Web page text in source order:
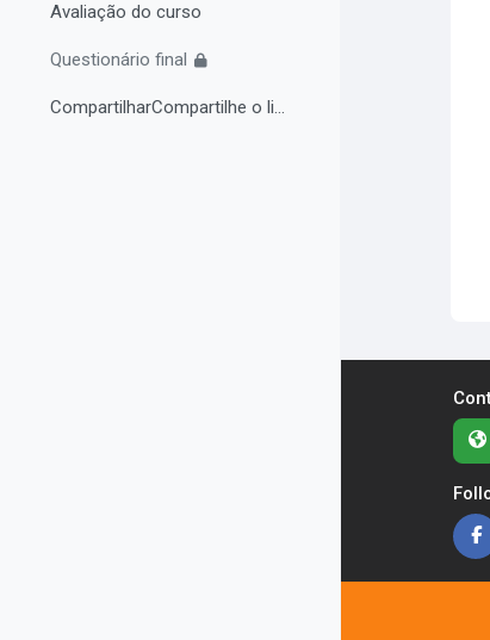
Avaliação do curso
Questionário final
CompartilharCompartilhe o link do curso em suas re...